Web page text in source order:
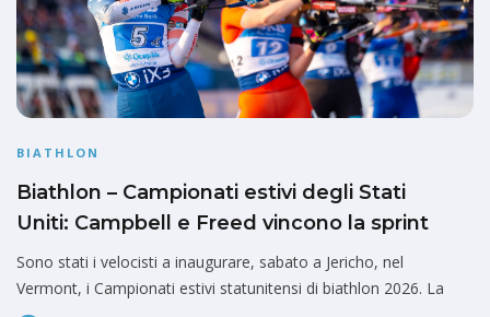
BIATHLON
Biathlon – Campionati estivi degli Stati
Uniti: Campbell e Freed vincono la sprint
Sono stati i velocisti a inaugurare, sabato a Jericho, nel
Vermont, i Campionati estivi statunitensi di biathlon 2026. La